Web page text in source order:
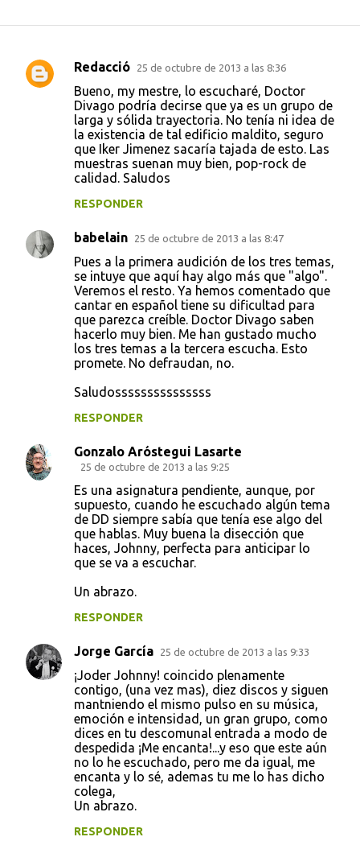
C
r
i
Redacció 25 de octubre de 2013 a las 8:36
Bueno, my mestre, lo escucharé, Doctor
Divago podría decirse que ya es un grupo de
larga y sólida trayectoria. No tenía ni idea de
la existencia de tal edificio maldito, seguro
que Iker Jimenez sacaría tajada de esto. Las
muestras suenan muy bien, pop-rock de
calidad. Saludos
RESPONDER
babelain 25 de octubre de 2013 a las 8:47
Pues a la primera audición de los tres temas,
se intuye que aquí hay algo más que "algo".
Veremos el resto. Ya hemos comentado que
cantar en español tiene su dificultad para
que parezca creíble. Doctor Divago saben
hacerlo muy bien. Me han gustado mucho
los tres temas a la tercera escucha. Esto
promete. No defraudan, no.
Saludosssssssssssssss
RESPONDER
Gonzalo Aróstegui Lasarte
25 de octubre de 2013 a las 9:25
Es una asignatura pendiente, aunque, por
supuesto, cuando he escuchado algún tema
de DD siempre sabía que tenía ese algo del
que hablas. Muy buena la disección que
haces, Johnny, perfecta para anticipar lo
que se va a escuchar.
Un abrazo.
RESPONDER
Jorge García 25 de octubre de 2013 a las 9:33
¡Joder Johnny! coincido plenamente
contigo, (una vez mas), diez discos y siguen
mantniendo el mismo pulso en su música,
emoción e intensidad, un gran grupo, como
dices en tu descomunal entrada a modo de
despedida ¡Me encanta!...y eso que este aún
no lo he escuchado, pero me da igual, me
encanta y lo sé, ademas tu me lo has dicho
colega,
Un abrazo.
RESPONDER